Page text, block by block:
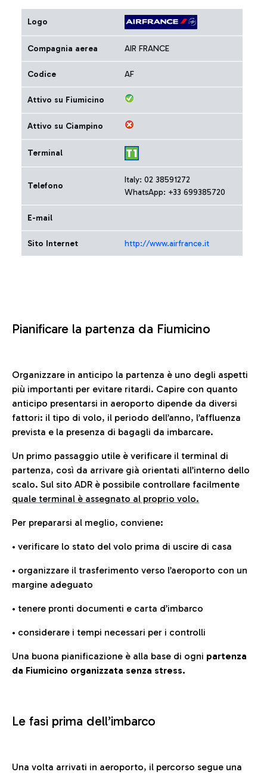
Logo
Compagnia aerea AIR FRANCE
Codice AF
Attivo su Fiumicino
Attivo su Ciampino
Terminal
Telefono
Italy: 02 38591272
WhatsApp: +33 699385720
E-mail
Sito Internet http://www.airfrance.it
Pianificare la partenza da Fiumicino
Organizzare in anticipo la partenza è uno degli aspetti
più importanti per evitare ritardi. Capire con quanto
anticipo presentarsi in aeroporto dipende da diversi
fattori: il tipo di volo, il periodo dell’anno, l’affluenza
prevista e la presenza di bagagli da imbarcare.
Un primo passaggio utile è verificare il terminal di
partenza, così da arrivare già orientati all’interno dello
scalo. Sul sito ADR è possibile controllare facilmente
quale terminal è assegnato al proprio volo.
Per prepararsi al meglio, conviene:
• verificare lo stato del volo prima di uscire di casa
• organizzare il trasferimento verso l’aeroporto con un
margine adeguato
• tenere pronti documenti e carta d’imbarco
• considerare i tempi necessari per i controlli
Una buona pianificazione è alla base di ogni partenza
da Fiumicino organizzata senza stress.
Le fasi prima dell’imbarco
Una volta arrivati in aeroporto, il percorso segue una